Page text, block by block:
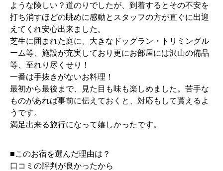
ような険しい？道のりでしたが、到着するとその不安を
打ち消すほどの眺めに感動とスタッフの方が直ぐに出迎
えてくれ安心出来ました。
芝生に囲まれた庭に、大きなドッグラン・トリミングル
ーム等、施設が充実しており更にお部屋には沢山の備品
等、至れり尽くせり！
一番は手抜きがないお料理！
最初から最後まで、見た目も味も楽しめました。苦手な
ものがあれば事前に伝えておくと、対応もして貰えるよ
うです。
満足出来る旅行になって嬉しかったです。
■このお宿を選んだ理由は？
口コミの評判が良かったから